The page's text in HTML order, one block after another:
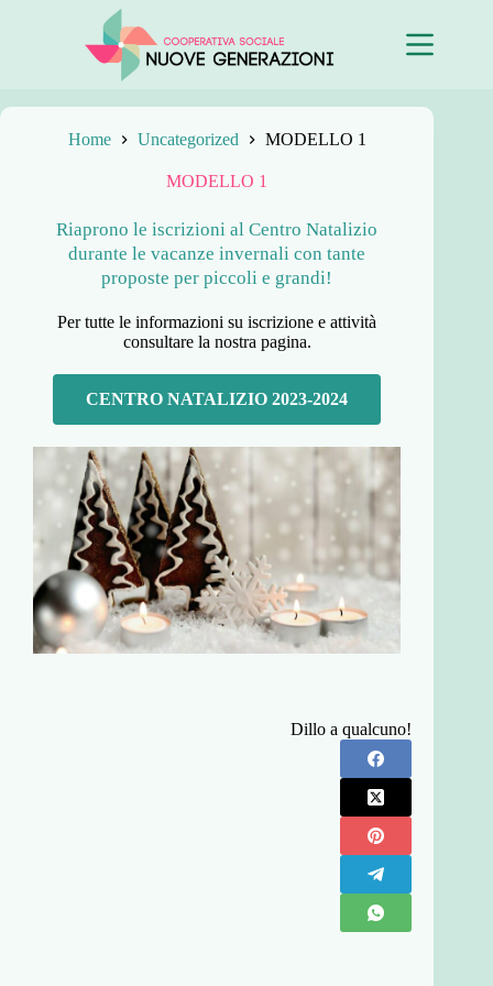
Home Uncategorized MODELLO 1
MODELLO 1
Riaprono le iscrizioni al Centro Natalizio
durante le vacanze invernali con tante
proposte per piccoli e grandi!
Per tutte le informazioni su iscrizione e attività
consultare la nostra pagina.
CENTRO NATALIZIO 2023-2024
Dillo a qualcuno!